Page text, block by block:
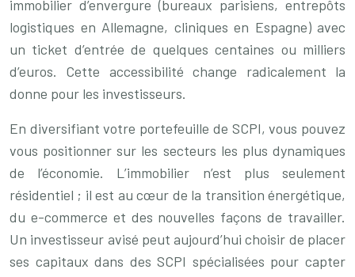
immobilier d’envergure (bureaux parisiens, entrepôts
logistiques en Allemagne, cliniques en Espagne) avec
un ticket d’entrée de quelques centaines ou milliers
d’euros. Cette accessibilité change radicalement la
donne pour les investisseurs.
En diversifiant votre portefeuille de SCPI, vous pouvez
vous positionner sur les secteurs les plus dynamiques
de l’économie. L’immobilier n’est plus seulement
résidentiel ; il est au cœur de la transition énergétique,
du e-commerce et des nouvelles façons de travailler.
Un investisseur avisé peut aujourd’hui choisir de placer
ses capitaux dans des SCPI spécialisées pour capter